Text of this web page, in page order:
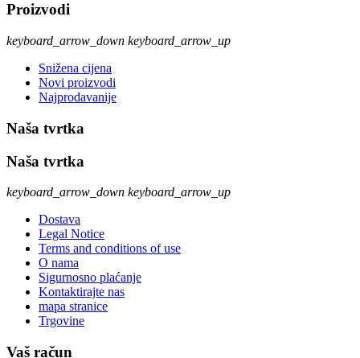
Proizvodi
keyboard_arrow_down keyboard_arrow_up
Snižena cijena
Novi proizvodi
Najprodavanije
Naša tvrtka
Naša tvrtka
keyboard_arrow_down keyboard_arrow_up
Dostava
Legal Notice
Terms and conditions of use
O nama
Sigurnosno plaćanje
Kontaktirajte nas
mapa stranice
Trgovine
Vaš račun